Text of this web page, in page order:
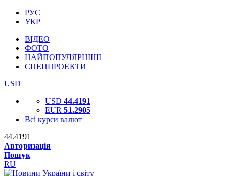
РУС
УКР
ВІДЕО
ФОТО
НАЙПОПУЛЯРНІШІ
СПЕЦПРОЕКТИ
USD
USD 44.4191
EUR 51.2905
Всі курси валют
44.4191
Авторизація
Пошук
RU